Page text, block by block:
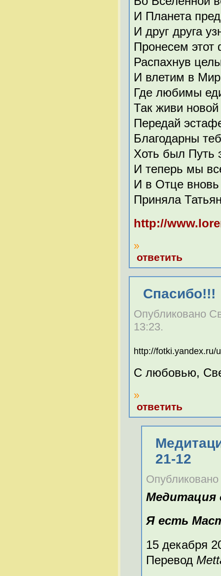
И Планета
И друг друга
Пронесем этот
Распахнув
И влетим в
Где любимы
Так живи
Передай
Благодарны
Хоть был Путь
И теперь мы
И в Отце
Приняла
http://
»
ответить
Спасибо!!!
Опубликовано
13:23.
http://fotki.yandex.ru/
С любовью,
»
ответить
21-12
Медитация
Я есть
15 декабря
Перевод